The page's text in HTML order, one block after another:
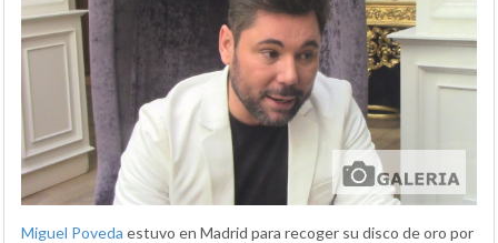
Miguel Poveda estuvo en Madrid para recoger su disco de oro por